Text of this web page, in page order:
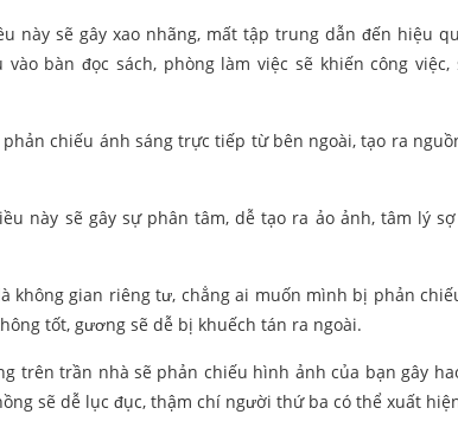
này sẽ gây xao nhãng, mất tập trung dẫn đến hiệu
bàn đọc sách, phòng làm việc sẽ khiến công việc,
chiếu ánh sáng trực tiếp từ bên ngoài, tạo ra
này sẽ gây sự phân tâm, dễ tạo ra ảo ảnh, tâm lý
không gian riêng tư, chẳng ai muốn mình bị phản
tốt, gương sẽ dễ bị khuếch tán ra ngoài.
trên trần nhà sẽ phản chiếu hình ảnh của bạn gây
sẽ dễ lục đục, thậm chí người thứ ba có thể xuất